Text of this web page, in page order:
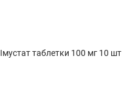
Імустат таблетки 100 мг 10 шт